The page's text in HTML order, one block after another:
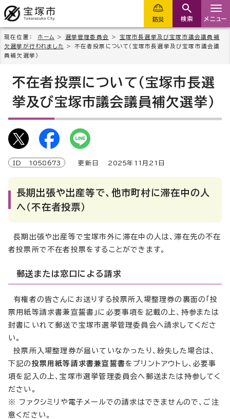
防災 検索 メニュー
現在位置： ホーム > 選挙管理委員会 > 宝塚市長選挙及び宝塚市議会議員補
欠選挙が行われました > 不在者投票について（宝塚市長選挙及び宝塚市議会議
員補欠選挙）
不在者投票について（宝塚市長選
挙及び宝塚市議会議員補欠選挙）
ID 1058673 更新日 2025年 11 月 21 日
長期出張や出産等で、他市町村に滞在中の人
へ（不在者投票）
長期出張や出産等で宝塚市外に滞在中の人は、滞在先の不在
者投票所で不在者投票をすることができます。
郵送または窓口による請求
有権者の皆さんにお送りする投票所入場整理券の裏面の「投
票用紙等請求書兼宣誓書」に必要事項を記載の上、持参または
封書にいれて郵送で宝塚市選挙管理委員会へ請求してくださ
い。
投票所入場整理券が届いていなかったり、紛失した場合は、
下記の 投票用紙等請求書兼宣誓書をプリントアウトし、必要事
項を記入の上、宝塚市選挙管理委員会へ郵送または持参してく
ださい。
※ ファクシミリや電子メールでの請求はできませんので、ご注
意ください。